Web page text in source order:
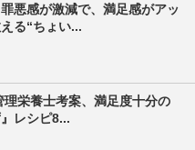
悪感が激減で、満足感がアッ
る“ちょい...
理栄養士考案、満足度十分の
レシピ8...